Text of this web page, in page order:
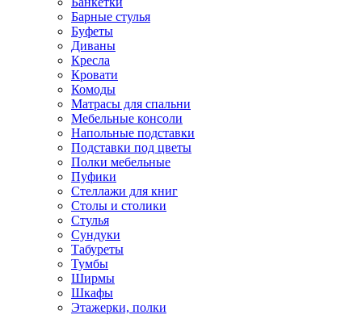
Барные стулья
Буфеты
Диваны
Кресла
Кровати
Комоды
Матрасы для спальни
Мебельные консоли
Напольные подставки
Подставки под цветы
Полки мебельные
Пуфики
Стеллажи для книг
Столы и столики
Стулья
Сундуки
Табуреты
Тумбы
Ширмы
Шкафы
Этажерки, полки